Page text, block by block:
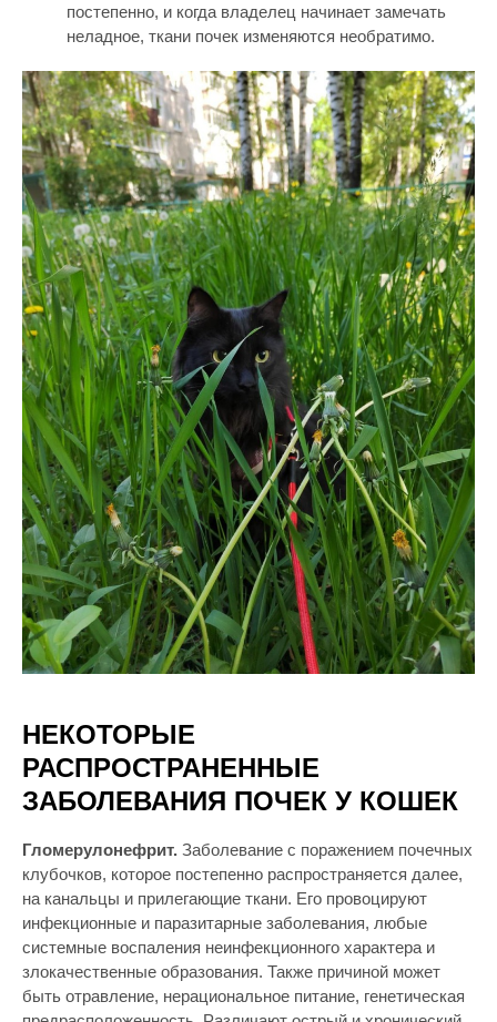
постепенно, и когда владелец начинает замечать
неладное, ткани почек изменяются необратимо.
НЕКОТОРЫЕ
РАСПРОСТРАНЕННЫЕ
ЗАБОЛЕВАНИЯ ПОЧЕК У КОШЕК
Гломерулонефрит. Заболевание с поражением почечных
клубочков, которое постепенно распространяется далее,
на канальцы и прилегающие ткани. Его провоцируют
инфекционные и паразитарные заболевания, любые
системные воспаления неинфекционного характера и
злокачественные образования. Также причиной может
быть отравление, нерациональное питание, генетическая